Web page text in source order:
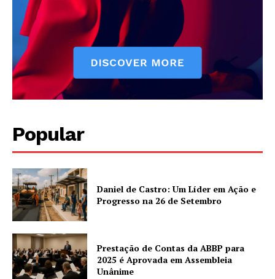
Popular
Daniel de Castro: Um Líder em Ação e
Progresso na 26 de Setembro
Prestação de Contas da ABBP para
2025 é Aprovada em Assembleia
Unânime